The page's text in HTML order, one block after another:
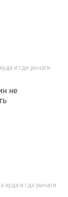
и где рычаги
не
куда и где рычаги